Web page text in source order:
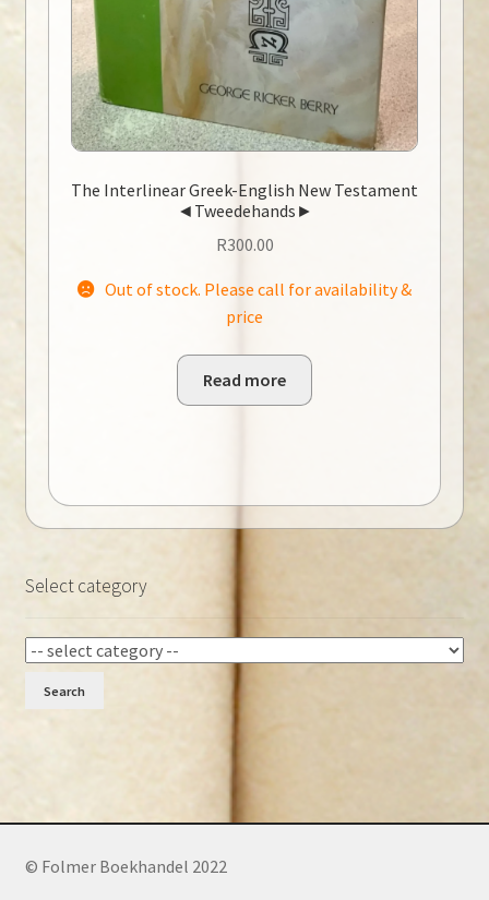
The Interlinear Greek-English New Testament
◄Tweedehands►
R300.00
Out of stock. Please call for availability &
price
Read more
Select category
Search
© Folmer Boekhandel 2022